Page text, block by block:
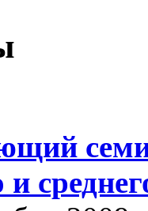
и